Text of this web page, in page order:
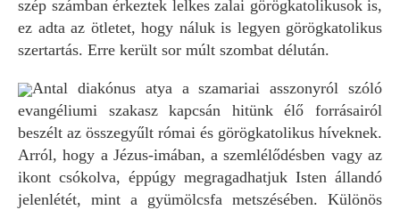
szép számban érkeztek lelkes zalai görögkatolikusok is,
ez adta az ötletet, hogy náluk is legyen görögkatolikus
szertartás. Erre került sor múlt szombat délután.
Antal diakónus atya a szamariai asszonyról szóló
evangéliumi szakasz kapcsán hitünk élő forrásairól
beszélt az összegyűlt római és görögkatolikus híveknek.
Arról, hogy a Jézus-imában, a szemlélődésben vagy az
ikont csókolva, éppúgy megragadhatjuk Isten állandó
jelenlétét, mint a gyümölcsfa metszésében. Különös